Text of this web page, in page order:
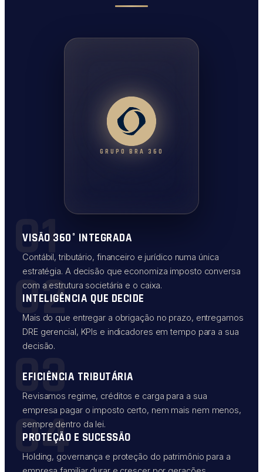
01
VISÃO 360° INTEGRADA
Contábil, tributário, financeiro e jurídico numa única
estratégia. A decisão que economiza imposto conversa
com a estrutura societária e o caixa.
02
INTELIGÊNCIA QUE DECIDE
Mais do que entregar a obrigação no prazo, entregamos
DRE gerencial, KPIs e indicadores em tempo para a sua
decisão.
GRUPO BRA 360
03
EFICIÊNCIA TRIBUTÁRIA
Revisamos regime, créditos e carga para a sua
empresa pagar o imposto certo, nem mais nem menos,
sempre dentro da lei.
04
PROTEÇÃO E SUCESSÃO
Holding, governança e proteção do patrimônio para a